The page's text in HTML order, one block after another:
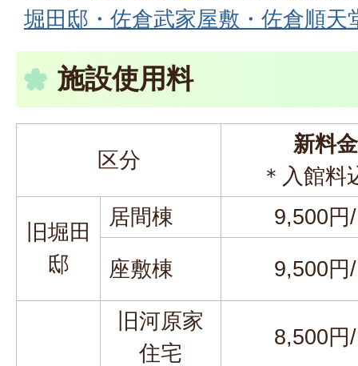
堀田邸・佐倉武家屋敷・佐倉順天
施設使用料
区分
新料金
＊入館料
旧堀田
邸
居間棟 9,500円
座敷棟 9,500円
旧河原家
住宅
8,500円